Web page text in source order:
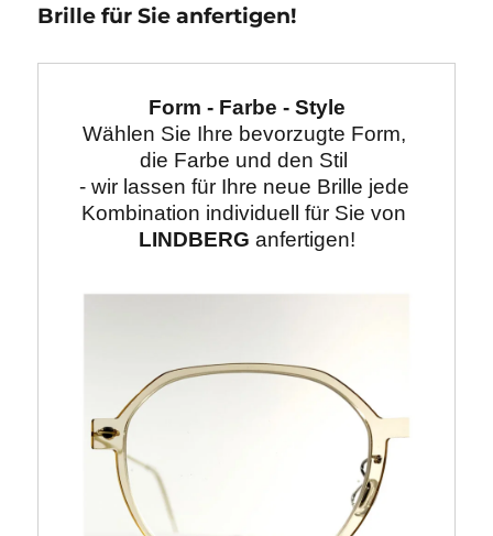
Brille für Sie anfertigen!
Form - Farbe - Style
Wählen Sie Ihre bevorzugte Form,
die Farbe und den Stil
- wir lassen für Ihre neue Brille jede
LINDBERG anfertigen!